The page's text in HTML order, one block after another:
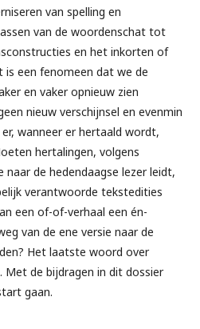
van spelling en
van de woordenschat tot
en het inkorten of
is een fenomeen dat we de
en vaker opnieuw zien
nieuw verschijnsel en evenmin
wanneer er hertaald wordt,
hertalingen, volgens
naar de hedendaagse lezer leidt,
verantwoorde tekstedities
een of-of-verhaal een én-
van de ene versie naar de
Het laatste woord over
Met de bijdragen in dit dossier
gaan.